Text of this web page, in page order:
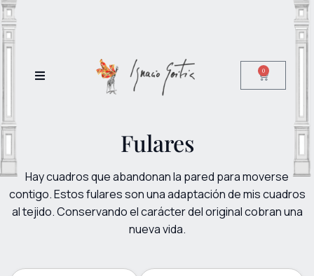
0
Fulares
Hay cuadros que abandonan la pared para moverse
contigo. Estos fulares son una adaptación de mis cuadros
al tejido. Conservando el carácter del original cobran una
nueva vida.